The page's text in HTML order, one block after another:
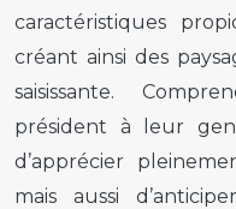
caractéristiques
créant ainsi des
saisissante.
président à leur
d’apprécier
mais aussi